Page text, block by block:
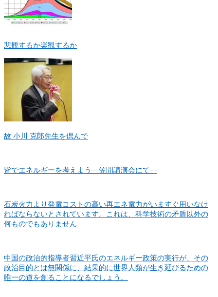
悲観するか楽観するか
故 小川 克郎先生を偲んで
皆でエネルギーを考えよう―笠間講演会にて―
石炭火力より発電コストの高い再エネ電力がいますぐ用いなけ
ればならないとされています。これは、科学技術の矛盾以外の
何ものでもありません
中国の政治的指導者習近平氏のエネルギー政策の実行が、その
政治目的とは無関係に、結果的に世界人類が生き延びるための
唯一の道を創ることになるでしょう。